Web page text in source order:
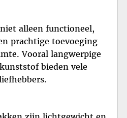
alleen functioneel,
prachtige toevoeging
Vooral langwerpige
bieden vele